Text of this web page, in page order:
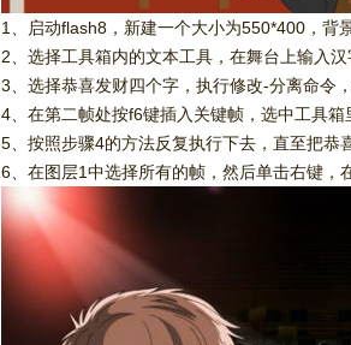
1、启动flash8，新建一个大小为550*400，背
2、选择工具箱内的文本工具，在舞台上输入
3、选择恭喜发财四个字，执行修改-分离命令
4、在第二帧处按f6键插入关键帧，选中工具
5、按照步骤4的方法反复执行下去，直至把恭
6、在图层1中选择所有的帧，然后单击右键，